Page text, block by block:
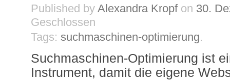
Published by Alexandra Kropf on 30.
Geschlossen
Tags: suchmaschinen-optimierung.
Suchmaschinen-Optimierung ist
Instrument, damit die eigene